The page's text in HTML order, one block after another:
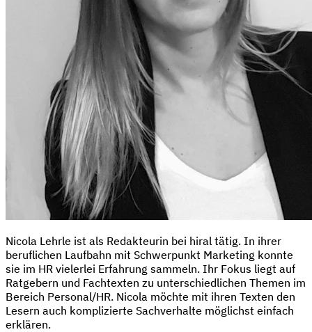
Nicola Lehrle ist als Redakteurin bei hiral tätig. In ihrer
beruflichen Laufbahn mit Schwerpunkt Marketing konnte
sie im HR vielerlei Erfahrung sammeln. Ihr Fokus liegt auf
Ratgebern und Fachtexten zu unterschiedlichen Themen im
Bereich Personal/HR. Nicola möchte mit ihren Texten den
Lesern auch komplizierte Sachverhalte möglichst einfach
erklären.